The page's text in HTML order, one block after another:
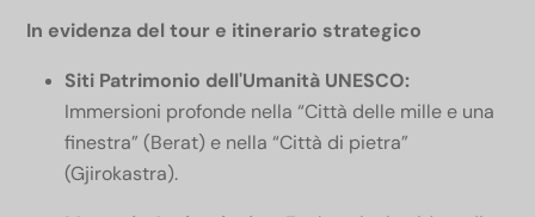
In evidenza del tour e itinerario strategico
Siti Patrimonio dell'Umanità UNESCO:
Immersioni profonde nella “Città delle mille e una
finestra” (Berat) e nella “Città di pietra”
(Gjirokastra).